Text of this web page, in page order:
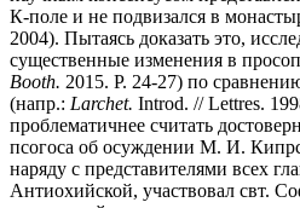
К-поле и не подвизался в
2004). Пытаясь доказать это,
существенные изменения в
Booth. 2015. P. 24-27) по
(напр.: Larchet. Introd. // Lettres.
проблематичнее считать
псогоса об осуждении М. И.
наряду с представителями всех
Антиохийской, участвовал свт.